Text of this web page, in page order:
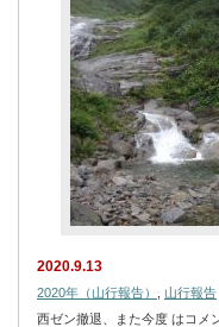
2020.9.13
2020年（山行報告）
山行報告
西ゼン撤退、また今度 は コメ